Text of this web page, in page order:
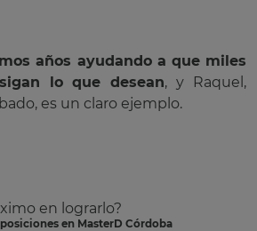
años ayudando a que miles
lo que desean, y Raquel,
es un claro ejemplo.
en lograrlo?
en MasterD Córdoba